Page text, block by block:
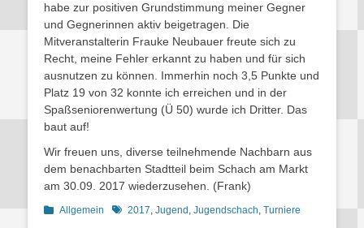
habe zur positiven Grundstimmung meiner Gegner
und Gegnerinnen aktiv beigetragen. Die
Mitveranstalterin Frauke Neubauer freute sich zu
Recht, meine Fehler erkannt zu haben und für sich
ausnutzen zu können. Immerhin noch 3,5 Punkte und
Platz 19 von 32 konnte ich erreichen und in der
Spaßseniorenwertung (Ü 50) wurde ich Dritter. Das
baut auf!
Wir freuen uns, diverse teilnehmende Nachbarn aus
dem benachbarten Stadtteil beim Schach am Markt
am 30.09. 2017 wiederzusehen. (Frank)
Kategorien
Allgemein Schlagworte
2017, Jugend , Jugendschach, Turniere